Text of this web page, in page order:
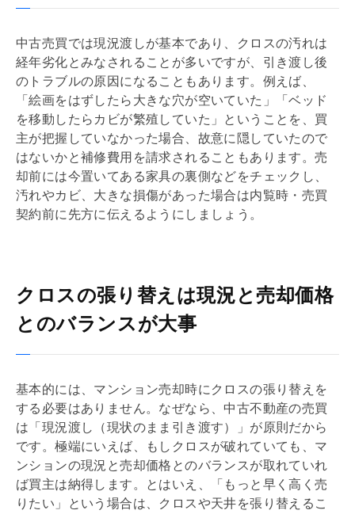
中古売買では現況渡しが基本であり、クロスの汚れは
経年劣化とみなされることが多いですが、引き渡し後
のトラブルの原因になることもあります。例えば、
「絵画をはずしたら大きな穴が空いていた」「ベッド
を移動したらカビが繁殖していた」ということを、買
主が把握していなかった場合、故意に隠していたので
はないかと補修費用を請求されることもあります。売
却前には今置いてある家具の裏側などをチェックし、
汚れやカビ、大きな損傷があった場合は内覧時・ 売買
契約前に先方に伝えるようにしましょう。
クロスの張り替えは現況と売却価格
とのバランスが大事
基本的には、マンション売却時にクロスの張り替えを
する必要はありません。なぜなら、中古不動産の売買
は「現況渡し（現状のまま引き渡す）」が原則だから
です。極端にいえば、もしクロスが破れていても、マ
ンションの現況と売却価格とのバランスが取れていれ
ば買主は納得します。とはいえ、「もっと早く高く売
りたい」という場合は、クロスや天井を張り替えるこ